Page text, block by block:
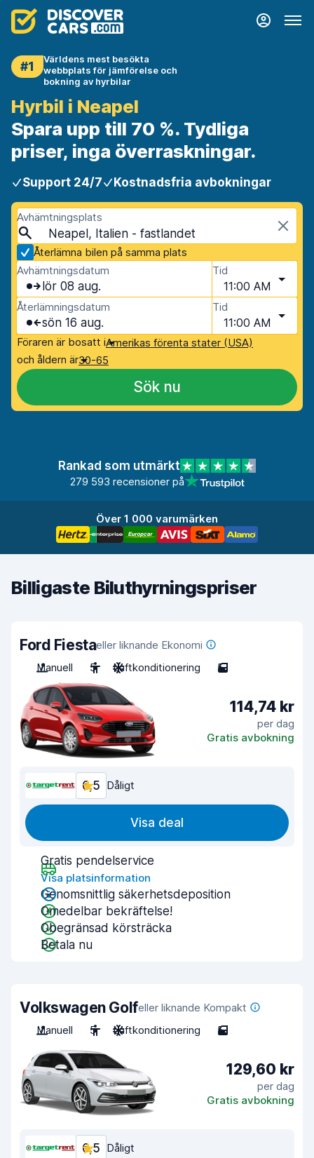
#1
Världens mest besökta
webbplats för jämförelse och
bokning av hyrbilar
Hyrbil i Neapel
Spara upp till 70 %. Tydliga
priser, inga överraskningar.
Support 24/7 Kostnadsfria avbokningar
Avhämtningsplats
Neapel, Italien - fastlandet
Återlämna bilen på samma plats
Avhämtningsdatum
lör 08 aug.
Tid
11:00 AM
Återlämningsdatum
sön 16 aug.
Tid
11:00 AM
Föraren är bosatt iAmerikas förenta stater (USA)
och åldern är30-65
Sök nu
Rankad som utmärkt
279 593 recensioner på
Över 1 000 varumärken
Billigaste Biluthyrningspriser
Ford Fiestaeller liknande Ekonomi
Manuell
5 Luftkonditionering 5
114,74 kr
per dag
Gratis avbokning
6,5 Dåligt
Visa deal
Gratis pendelservice
Visa platsinformation
Genomsnittlig säkerhetsdeposition
Omedelbar bekräftelse!
Obegränsad körsträcka
Betala nu
Volkswagen Golfeller liknande Kompakt
Manuell
5 Luftkonditionering 5
129,60 kr
per dag
Gratis avbokning
6,5 Dåligt